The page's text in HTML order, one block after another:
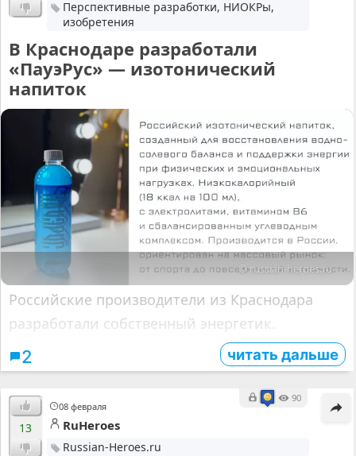
Перспективные разработки, НИОКРы,
изобретения
В Краснодаре разработали
«ПауэРус» — изотонический
напиток
© russian-heroes.ru
Российские производители из Краснодара
разработали собственный энергетик.
2 читать дальше
08 февраля
90
13 RuHeroes
Russian-Heroes.ru